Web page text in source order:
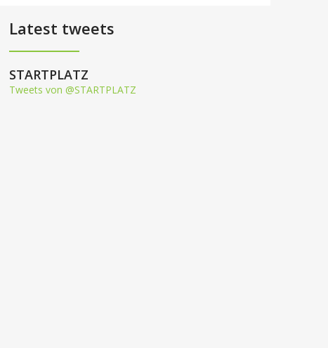
Latest tweets
STARTPLATZ
Tweets von @STARTPLATZ